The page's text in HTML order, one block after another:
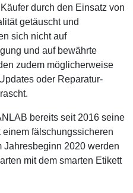
durch den Einsatz von
getäuscht und
sich nicht auf
und auf bewährte
zudem möglicherweise
oder Reparatur-
bereits seit 2016 seine
fälschungssicheren
Jahresbeginn 2020 werden
mit dem smarten Etikett